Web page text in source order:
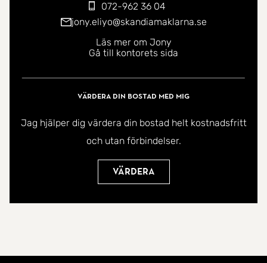
mataffär, apotek, systembolag, vårdcentral med
friluftsområdet Görvälns naturreservat vid
- Kontakta mäklaren för mer information och
förhandsvisning!
072-962 36 04
jony.eliyo@skandiamaklarna.se
Läs mer om Jony
Gå till kontorets sida
Värdera din bostad med mig
Jag hjälper dig värdera din bostad helt kostnadsfritt
och utan förbindelser.
Värdera